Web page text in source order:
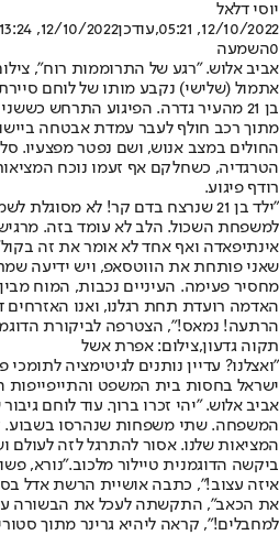
יוסי דלאל
12/10/2022, 05:21
,עודכן12/10/2022, 13:24
0השמעה
אביב אלוש. "רגע של התרוממות רוח",
אתמול (שלישי) נקבע מותו של לוחם
בן 21 מהעיר גדרה. הפיגוע התרחש
מתוך רכב חולף לעבר עמדת אבטחה
החולים במצב אנוש, ושם נפטר מפצעיו.
הטרגדיה, כשחלקם אף זעמו נוכח
רודף פיגוע.
"ילד בן 21 שנרצח בדם קר! לא
למשפחת השכול. הלב לא עומד בזה.
אינתיפאדה ואף אחד לא אומר את זה
שאני פותחת את הווטסאפ, ויש ידיעה
מחסיר פעימה. העיניים נכבות, המוח
האדמה רועדת תחת רגלנו, ואנו
הרתעה! נמאס!", הצטרפה לביקורת
תקוה גדעון,צילום: אפרת אשל
"ואצלנו? עדיין נותנים לגיטימציה
ישראל בחסות בית המשפט
אביב אלוש. "יהי זכרו ברוך. עוד לוחם
המשפחה. שתי משפחות שנהרסו בשבוע.
המציאות שלנו. אסור להתרגל לזה לעולם
ביקשה הדוגמנית טיילור מלכוב."נורא,
איזה עצוב!", כתבה אושיית הרשת אדל
את הכאב", התקשתה לעכל את הבשורה עדי
למחבלים!", קראה ליהיא גרינר מתוך